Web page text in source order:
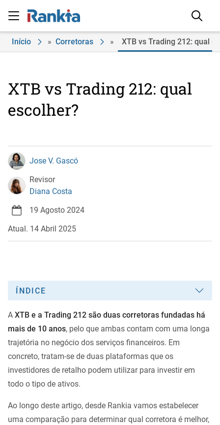
Início » Corretoras » XTB vs Trading 212: qual
XTB vs Trading 212: qual
escolher?
Jose V. Gascó
Revisor
Diana Costa
19 Agosto 2024
Atual. 14 Abril 2025
ÍNDICE
A XTB e a Trading 212 são duas corretoras fundadas há
mais de 10 anos, pelo que ambas contam com uma longa
trajetória no negócio dos serviços financeiros. Em
concreto, tratam-se de duas plataformas que os
investidores de retalho podem utilizar para investir em
todo o tipo de ativos.
Ao longo deste artigo, desde Rankia vamos estabelecer
uma comparação para determinar qual corretora é melhor,